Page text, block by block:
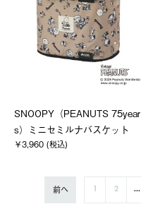
SNOOPY（PEANUTS 75year
s）ミニセミルナバスケット
￥3,960 (税込)
前へ 1 2 ...